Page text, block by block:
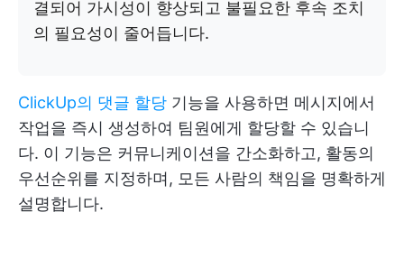
결되어 가시성이 향상되고 불필요한 후속 조치
의 필요성이 줄어듭니다.
ClickUp의 댓글 할당 기능을 사용하면 메시지에서
작업을 즉시 생성하여 팀원에게 할당할 수 있습니
다. 이 기능은 커뮤니케이션을 간소화하고, 활동의
우선순위를 지정하며, 모든 사람의 책임을 명확하게
설명합니다.